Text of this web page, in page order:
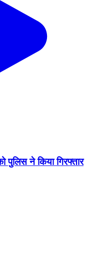
पुलिस ने किया गिरफ्तार